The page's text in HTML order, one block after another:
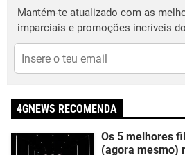
Mantém-te atualizado com as
imparciais e promoções incríveis
4GNEWS RECOMENDA
Os 5 melhores
(agora mesmo)